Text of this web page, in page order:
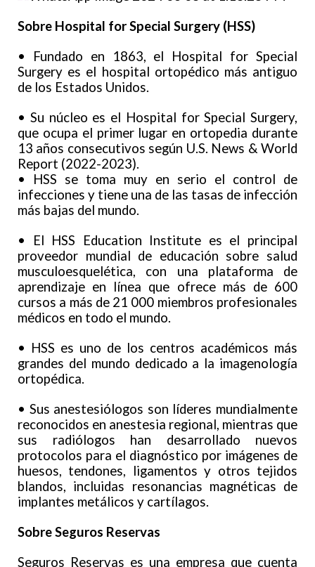
Sobre Hospital for Special Surgery (HSS)
• Fundado en 1863, el Hospital for Special
Surgery es el hospital ortopédico más antiguo
de los Estados Unidos.
• Su núcleo es el Hospital for Special Surgery,
que ocupa el primer lugar en ortopedia durante
13 años consecutivos según U.S. News & World
Report (2022-2023).
• HSS se toma muy en serio el control de
infecciones y tiene una de las tasas de infección
más bajas del mundo.
• El HSS Education Institute es el principal
proveedor mundial de educación sobre salud
musculoesquelética, con una plataforma de
aprendizaje en línea que ofrece más de 600
cursos a más de 21 000 miembros profesionales
médicos en todo el mundo.
• HSS es uno de los centros académicos más
grandes del mundo dedicado a la imagenología
ortopédica.
• Sus anestesiólogos son líderes mundialmente
reconocidos en anestesia regional, mientras que
sus radiólogos han desarrollado nuevos
protocolos para el diagnóstico por imágenes de
huesos, tendones, ligamentos y otros tejidos
blandos, incluidas resonancias magnéticas de
implantes metálicos y cartílagos.
Sobre Seguros Reservas
Seguros Reservas es una empresa que cuenta